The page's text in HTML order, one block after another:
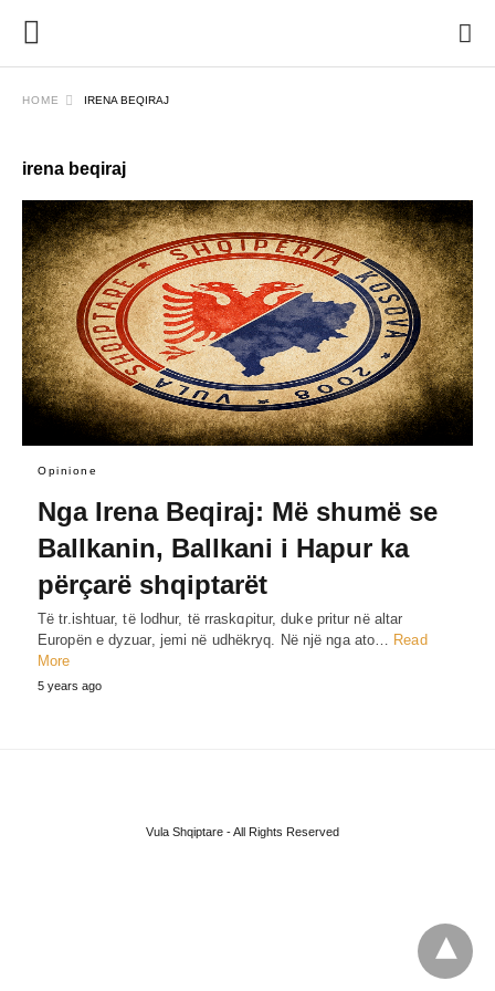
HOME IRENA BEQIRAJ
irena beqiraj
Opinione
Nga Irena Beqiraj: Më shumë se
Ballkanin, Ballkani i Hapur ka
përçarë shqiptarët
Të tr.ishtuar, të lodhur, të rraskɑρitur, duke pritur në altar
Europën e dyzuar, jemi në udhëkryq. Në një nga ato… Read
More
5 years ago
Vula Shqiptare - All Rights Reserved